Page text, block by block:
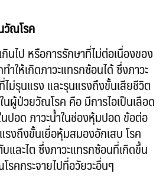
วัณโรค
ไป หรือการรักษาที่ไม่ต่อเนื่องของ
ให้เกิดภาวะแทรกซ้อนได้ ซึ่งภาวะ
ม่รุนแรง และรุนแรงถึงขั้นเสียชีวิต
ผู้ป่วยวัณโรค คือ มีการไอเป็นเลือด
ปอด ภาวะน้ำในช่องหุ้มปอด ข้อต่อ
งถึงขั้นเยื่อหุ้มสมองอักเสบ โรค
ละไต ซึ่งภาวะแทรกซ้อนที่เกิดขึ้น
รคกระจายไปที่อวัยวะอื่นๆ